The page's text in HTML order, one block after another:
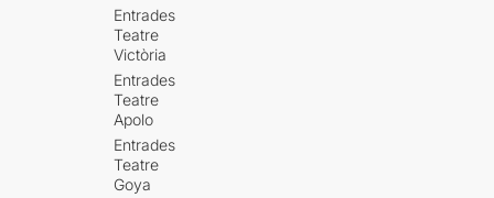
Entrades
Teatre
Victòria
Entrades
Teatre
Apolo
Entrades
Teatre
Goya